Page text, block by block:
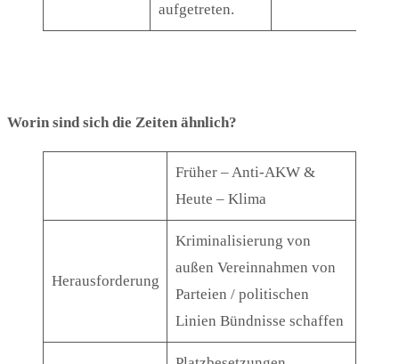
aufgetreten.
Worin sind sich die Zeiten ähnlich?
Früher – Anti-AKW &
Heute – Klima
Herausforderung
Kriminalisierung von
außen Vereinnahmen von
Parteien / politischen
Linien Bündnisse schaffen